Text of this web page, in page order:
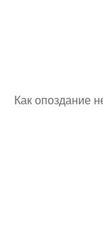
Как опоздание